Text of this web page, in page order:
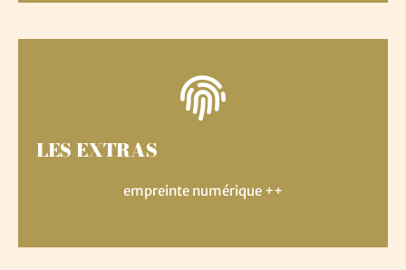
LES EXTRAS
empreinte numérique ++